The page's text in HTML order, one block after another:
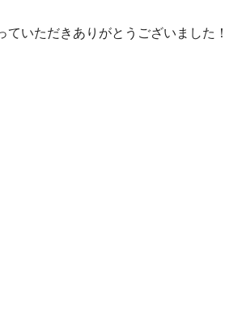
ていただきありがとうございました！